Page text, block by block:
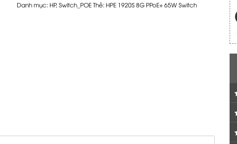
Danh mục:HP, Switch_POEThẻ:HPE 1920S 8G PPoE+ 65W Switch